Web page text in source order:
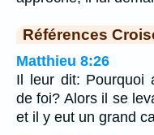
Références
Matthieu 8:26
Il leur dit: Pourquoi
de foi? Alors il se
et il y eut un grand